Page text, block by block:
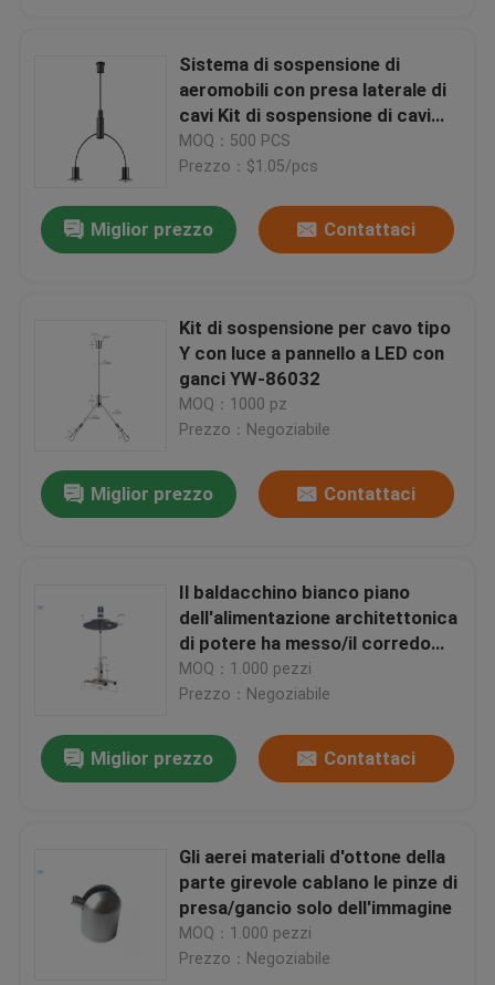
Sistema di sospensione di
aeromobili con presa laterale di
cavi Kit di sospensione di cavi
per apparecchiature
professionali
MOQ：500 PCS
Prezzo：$1.05/pcs
Miglior prezzo Contattaci
Kit di sospensione per cavo tipo
Y con luce a pannello a LED con
ganci YW-86032
MOQ：1000 pz
Prezzo：Negoziabile
Miglior prezzo Contattaci
Il baldacchino bianco piano
dell'alimentazione architettonica
di potere ha messo/il corredo
d'attaccatura cavo regolabile
degli aerei
MOQ：1.000 pezzi
Prezzo：Negoziabile
Miglior prezzo Contattaci
Gli aerei materiali d'ottone della
parte girevole cablano le pinze di
presa/gancio solo dell'immagine
MOQ：1.000 pezzi
Prezzo：Negoziabile